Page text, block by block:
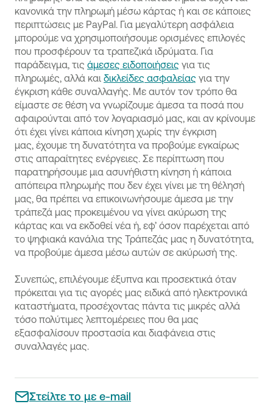
κανονικά την πληρωμή μέσω κάρτας ή και σε κάποιες
περιπτώσεις με PayPal. Για μεγαλύτερη ασφάλεια
μπορούμε να χρησιμοποιήσουμε ορισμένες επιλογές
που προσφέρουν τα τραπεζικά ιδρύματα. Για
παράδειγμα, τις άμεσες ειδοποιήσεις για τις
πληρωμές, αλλά και δικλείδες ασφαλείας για την
έγκριση κάθε συναλλαγής. Με αυτόν τον τρόπο θα
είμαστε σε θέση να γνωρίζουμε άμεσα τα ποσά που
αφαιρούνται από τον λογαριασμό μας, και αν κρίνουμε
ότι έχει γίνει κάποια κίνηση χωρίς την έγκριση
μας, έχουμε τη δυνατότητα να προβούμε εγκαίρως
στις απαραίτητες ενέργειες. Σε περίπτωση που
παρατηρήσουμε μια ασυνήθιστη κίνηση ή κάποια
απόπειρα πληρωμής που δεν έχει γίνει με τη θέλησή
μας, θα πρέπει να επικοινωνήσουμε άμεσα με την
τράπεζά μας προκειμένου να γίνει ακύρωση της
κάρτας και να εκδοθεί νέα ή, εφ’ όσον παρέχεται από
το ψηφιακά κανάλια της Τράπεζάς μας η δυνατότητα,
να προβούμε άμεσα μέσω αυτών σε ακύρωσή της.
Συνεπώς, επιλέγουμε έξυπνα και προσεκτικά όταν
πρόκειται για τις αγορές μας ειδικά από ηλεκτρονικά
καταστήματα, προσέχοντας πάντα τις μικρές αλλά
τόσο πολύτιμες λεπτομέρειες που θα μας
εξασφαλίσουν προστασία και διαφάνεια στις
συναλλαγές μας.
Στείλτε το με e-mail